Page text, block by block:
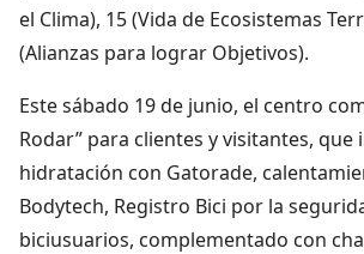
el Clima), 15 (Vida de Ecosistemas
(Alianzas para lograr Objetivos).
Este sábado 19 de junio, el centro
Rodar” para clientes y visitantes, que
hidratación con Gatorade,
Bodytech, Registro Bici por la
biciusuarios, complementado con